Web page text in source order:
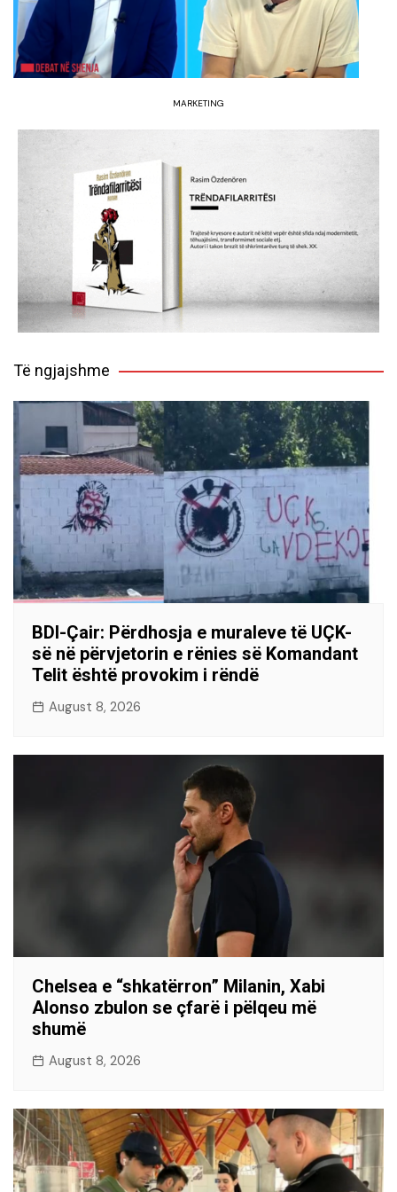
MARKETING
Të ngjajshme
BDI-Çair: Përdhosja e muraleve të UÇK-
së në përvjetorin e rënies së Komandant
Telit është provokim i rëndë
August 8, 2026
Chelsea e “shkatërron” Milanin, Xabi
Alonso zbulon se çfarë i pëlqeu më
shumë
August 8, 2026